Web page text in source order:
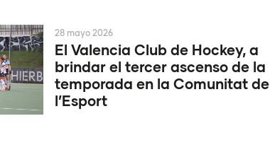
El Valencia Club de Hockey, a
brindar el tercer ascenso de la
temporada en la Comunitat de
l’Esport
28 mayo 2026